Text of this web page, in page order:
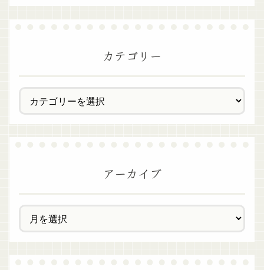
カテゴリー
アーカイブ